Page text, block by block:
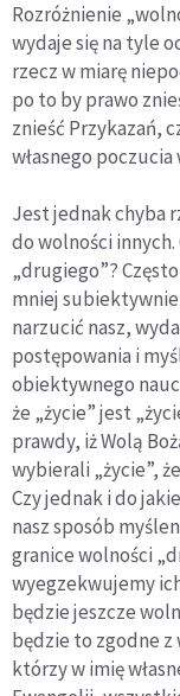
Rozróżnienie
wydaje się na tyle
rzecz w miarę
po to by prawo
znieść Przykazań,
własnego poczucia
Jest jednak chyba
do wolności
„drugiego”?
mniej
narzucić nasz,
postępowania i
obiektywnego
że „życie” jest
prawdy, iż Wolą
wybierali „życie”,
Czy jednak i do
nasz sposób
granice wolności
wyegzekwujemy
będzie jeszcze
będzie to zgodne z
którzy w imię